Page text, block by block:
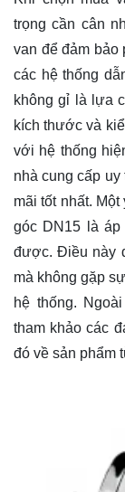
trọng cần cân
van để đảm
các hệ thống
không gỉ là lựa
kích thước và
với hệ thống
nhà cung cấp
mãi tốt nhất.
góc DN15 là
được. Điều này
mà không gặp
hệ thống.
tham khảo các
đó về sản phẩm